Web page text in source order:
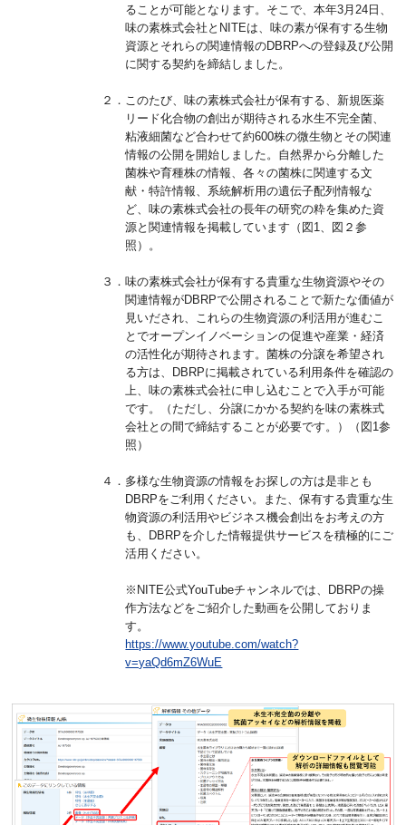
ることが可能となります。そこで、本年3月24日、
味の素株式会社とNITEは、味の素が保有する生物
資源とそれらの関連情報のDBRPへの登録及び公開
に関する契約を締結しました。
２．このたび、味の素株式会社が保有する、新規医薬
リード化合物の創出が期待される水生不完全菌、
粘液細菌など合わせて約600株の微生物とその関連
情報の公開を開始しました。自然界から分離した
菌株や育種株の情報、各々の菌株に関連する文
献・特許情報、系統解析用の遺伝子配列情報な
ど、味の素株式会社の長年の研究の粋を集めた資
源と関連情報を掲載しています（図1、図２参
照）。
３．味の素株式会社が保有する貴重な生物資源やその
関連情報がDBRPで公開されることで新たな価値が
見いだされ、これらの生物資源の利活用が進むこ
とでオープンイノベーションの促進や産業・経済
の活性化が期待されます。菌株の分譲を希望され
る方は、DBRPに掲載されている利用条件を確認の
上、味の素株式会社に申し込むことで入手が可能
です。（ただし、分譲にかかる契約を味の素株式
会社との間で締結することが必要です。）（図1参
照）
４．多様な生物資源の情報をお探しの方は是非とも
DBRPをご利用ください。また、保有する貴重な生
物資源の利活用やビジネス機会創出をお考えの方
も、DBRPを介した情報提供サービスを積極的にご
活用ください。
※NITE公式YouTubeチャンネルでは、DBRPの操
作方法などをご紹介した動画を公開しておりま
す。
https://www.youtube.com/watch?
v=yaQd6mZ6WuE